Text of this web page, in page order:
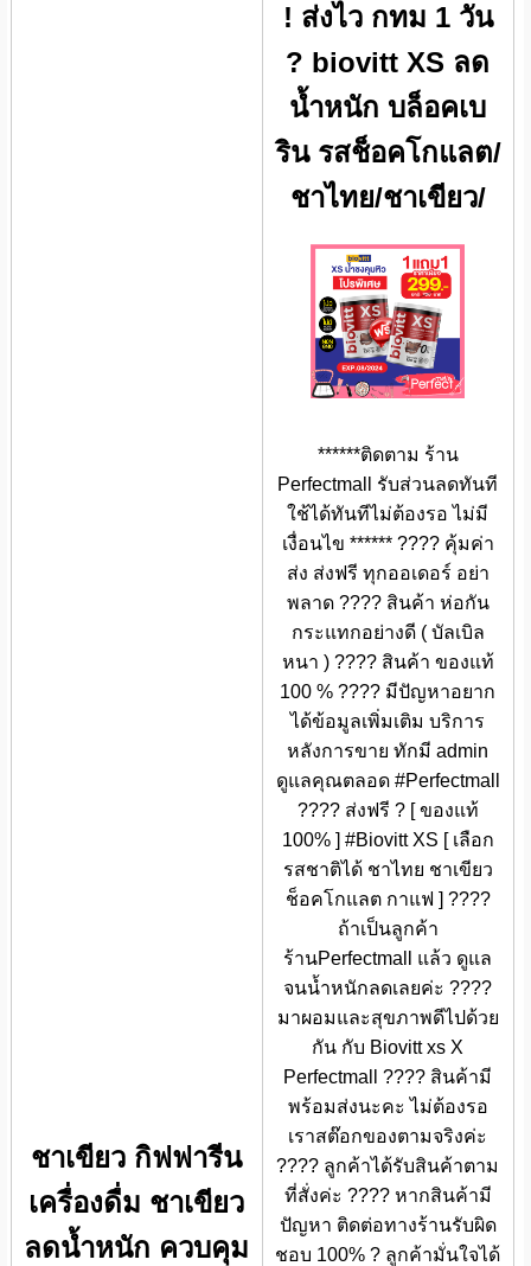
ชาเขียว กิฟฟารีน
เครื่องดื่ม ชาเขียว
ลดน้ำหนัก ควบคุม
! ส่งไว กทม 1 วัน
? biovitt XS ลด
น้ำหนัก บล็อคเบ
ริน รสช็อคโกแลต/
ชาไทย/ชาเขียว/
******ติดตาม ร้าน
Perfectmall รับส่วนลดทันที
ใช้ได้ทันทีไม่ต้องรอ ไม่มี
เงื่อนไข ****** ???? คุ้มค่า
ส่ง ส่งฟรี ทุกออเดอร์ อย่า
พลาด ???? สินค้า ห่อกัน
กระแทกอย่างดี ( บัลเบิล
หนา ) ???? สินค้า ของแท้
100 % ???? มีปัญหาอยาก
ได้ข้อมูลเพิ่มเติม บริการ
หลังการขาย ทักมี admin
ดูแลคุณตลอด #Perfectmall
???? ส่งฟรี ? [ ของแท้
100% ] #Biovitt XS [ เลือก
รสชาติได้ ชาไทย ชาเขียว
ช็อคโกแลต กาแฟ ] ????
ถ้าเป็นลูกค้า
ร้านPerfectmall แล้ว ดูแล
จนน้ำหนักลดเลยค่ะ ????
มาผอมและสุขภาพดีไปด้วย
กัน กับ Biovitt xs X
Perfectmall ???? สินค้ามี
พร้อมส่งนะคะ ไม่ต้องรอ
เราสต๊อกของตามจริงค่ะ
???? ลูกค้าได้รับสินค้าตาม
ที่สั่งค่ะ ???? หากสินค้ามี
ปัญหา ติดต่อทางร้านรับผิด
ชอบ 100% ? ลูกค้ามั่นใจได้